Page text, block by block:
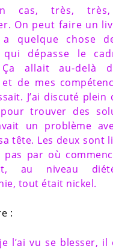
cas, très,
On peut faire un
quelque chose
qui dépasse le
allait au-delà
de mes
J’ai discuté plein
trouver des
un problème
tête. Les deux sont
par où
au niveau
tout était nickel.
:
l’ai vu se blesser, il